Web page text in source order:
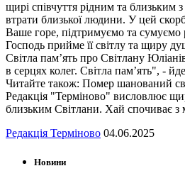
щирі співчуття рідним та близьким
втрати близької людини. У цей
Ваше горе, підтримуємо та
Господь прийме її світлу та щиру
Світла пам’ять про Світлану
в серцях колег. Світла пам’ять", -
Читайте також: Помер шанований
Редакція "Терміново" висловлює
близьким Світлани. Хай спочиває з
Редакція Терміново 04.06.2025
Новини